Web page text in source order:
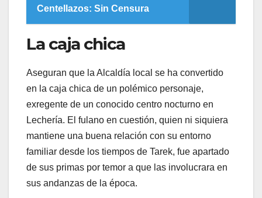
Centellazos: Sin Censura
​La caja chica
​Aseguran que la Alcaldía local se ha convertido
en la caja chica de un polémico personaje,
exregente de un conocido centro nocturno en
Lechería. El fulano en cuestión, quien ni siquiera
mantiene una buena relación con su entorno
familiar desde los tiempos de Tarek, fue apartado
de sus primas por temor a que las involucrara en
sus andanzas de la época.